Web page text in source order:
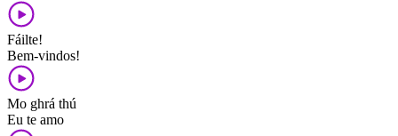
Fáilte!
Bem-vindos!
Mo ghrá thú
Eu te amo